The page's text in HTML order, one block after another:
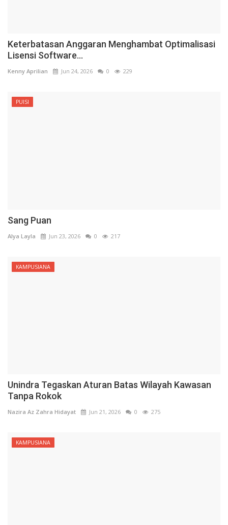
Keterbatasan Anggaran Menghambat Optimalisasi
Lisensi Software...
Kenny Aprilian Jun 24, 2026 0 229
PUISI
Sang Puan
Alya Layla Jun 23, 2026 0 217
KAMPUSIANA
Unindra Tegaskan Aturan Batas Wilayah Kawasan
Tanpa Rokok
Nazira Az Zahra Hidayat Jun 21, 2026 0 275
KAMPUSIANA